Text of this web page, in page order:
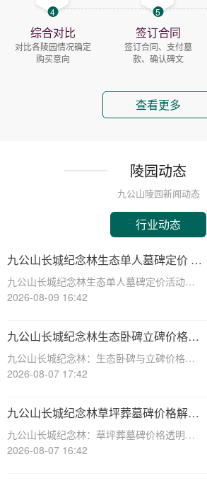
4
综合对比
对比各陵园情况确定
购买意向
5
签订合同
签订合同、支付墓
款、确认碑文
查看更多
陵园动态
九公山陵园新闻动态
行业动态
九公山长城纪念林生态单人墓碑定价 活
动直降数千福利丰厚详解
九公山长城纪念林生态单人墓碑定价活动直
降数千，福利丰厚，为有需要的人们提供了
详细介绍这一活动，帮助您更好地了解和选
择适合自己的墓碑。九公山长城纪念林作为
国内知名的
2026-08-09 16:42
九公山长城纪念林生态卧碑立碑价格表
详解及活动期赠安葬配套福利解析
九公山长城纪念林：生态卧碑与立碑价格及
活动期赠送配套服务全解析☎ 九公山陵园电
地，九公山长城纪念林凭借其得天独厚的地
理位置和优越的自然环境，成为众
2026-08-07 17:42
九公山长城纪念林草坪葬墓碑价格解析
及赠予绿植养护服务详解
九公山长城纪念林：草坪葬墓碑价格透明，
赠送绿植养护服务☎ 九公山陵园电话:400-
2026-08-07 16:42